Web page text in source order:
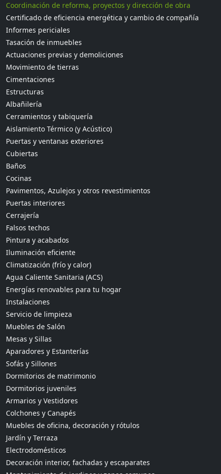
Coordinación de reforma, proyectos y dirección de obra
Certificado de eficiencia energética y cambio de compañía
Informes periciales
Tasación de inmuebles
Actuaciones previas y demoliciones
Movimiento de tierras
Cimentaciones
Estructuras
Albañilería
Cerramientos y tabiquería
Aislamiento Térmico (y Acústico)
Puertas y ventanas exteriores
Cubiertas
Baños
Cocinas
Pavimentos, Azulejos y otros revestimientos
Puertas interiores
Cerrajería
Falsos techos
Pintura y acabados
Iluminación eficiente
Climatización (frío y calor)
Agua Caliente Sanitaria (ACS)
Energías renovables para tu hogar
Instalaciones
Servicio de limpieza
Muebles de Salón
Mesas y Sillas
Aparadores y Estanterías
Sofás y Sillones
Dormitorios de matrimonio
Dormitorios juveniles
Armarios y Vestidores
Colchones y Canapés
Muebles de oficina, decoración y rótulos
Jardín y Terraza
Electrodomésticos
Decoración interior, fachadas y escaparates